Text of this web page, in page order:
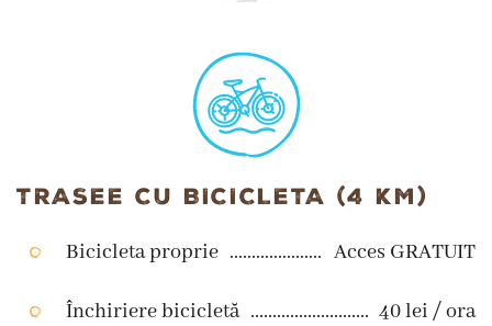
TRASEE CU BICICLETA (4 KM)
Bicicleta proprie Acces GRATUIT
Închiriere bicicletă 40 lei / ora